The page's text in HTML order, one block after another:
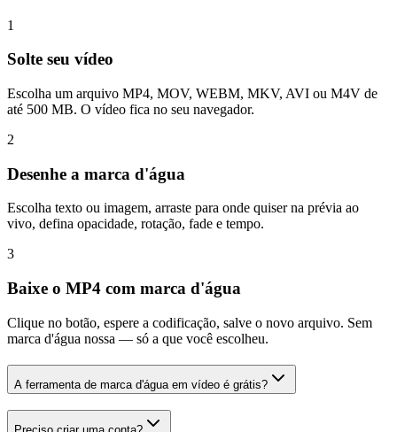
1
Solte seu vídeo
Escolha um arquivo MP4, MOV, WEBM, MKV, AVI ou M4V de
até 500 MB. O vídeo fica no seu navegador.
2
Desenhe a marca d'água
Escolha texto ou imagem, arraste para onde quiser na prévia ao
vivo, defina opacidade, rotação, fade e tempo.
3
Baixe o MP4 com marca d'água
Clique no botão, espere a codificação, salve o novo arquivo. Sem
marca d'água nossa — só a que você escolheu.
A ferramenta de marca d'água em vídeo é grátis?